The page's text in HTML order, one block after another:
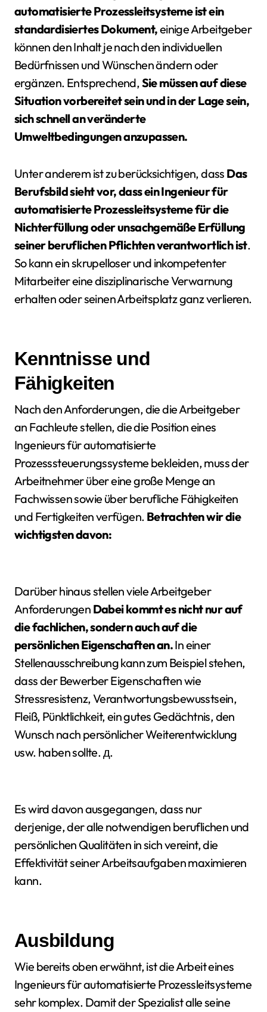
automatisierte Prozessleitsysteme ist ein
standardisiertes Dokument,einige Arbeitgeber
können den Inhalt je nach den individuellen
Bedürfnissen und Wünschen ändern oder
ergänzen. Entsprechend,Sie müssen auf diese
Situation vorbereitet sein und in der Lage sein,
sich schnell an veränderte
Umweltbedingungen anzupassen.
Unter anderem ist zu berücksichtigen, dass Das
Berufsbild sieht vor, dass ein Ingenieur für
automatisierte Prozessleitsysteme für die
Nichterfüllung oder unsachgemäße Erfüllung
seiner beruflichen Pflichten verantwortlich ist.
So kann ein skrupelloser und inkompetenter
Mitarbeiter eine disziplinarische Verwarnung
erhalten oder seinen Arbeitsplatz ganz verlieren.
Kenntnisse und
Fähigkeiten
Nach den Anforderungen, die die Arbeitgeber
an Fachleute stellen, die die Position eines
Ingenieurs für automatisierte
Prozesssteuerungssysteme bekleiden, muss der
Arbeitnehmer über eine große Menge an
Fachwissen sowie über berufliche Fähigkeiten
und Fertigkeiten verfügen. Betrachten wir die
wichtigsten davon:
Darüber hinaus stellen viele Arbeitgeber
Anforderungen Dabei kommt es nicht nur auf
die fachlichen, sondern auch auf die
persönlichen Eigenschaften an.In einer
Stellenausschreibung kann zum Beispiel stehen,
dass der Bewerber Eigenschaften wie
Stressresistenz, Verantwortungsbewusstsein,
Fleiß, Pünktlichkeit, ein gutes Gedächtnis, den
Wunsch nach persönlicher Weiterentwicklung
usw. haben sollte. д.
Es wird davon ausgegangen, dass nur
derjenige, der alle notwendigen beruflichen und
persönlichen Qualitäten in sich vereint, die
Effektivität seiner Arbeitsaufgaben maximieren
kann.
Ausbildung
Wie bereits oben erwähnt, ist die Arbeit eines
Ingenieurs für automatisierte Prozessleitsysteme
sehr komplex. Damit der Spezialist alle seine